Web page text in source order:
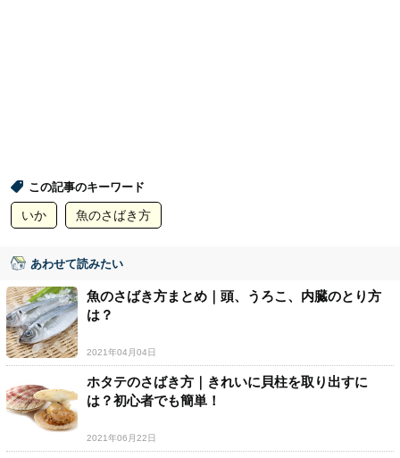
この記事のキーワード
いか 魚のさばき方
あわせて読みたい
魚のさばき方まとめ｜頭、うろこ、内臓のとり方
は？
2021年04月04日
ホタテのさばき方｜きれいに貝柱を取り出すに
は？初心者でも簡単！
2021年06月22日